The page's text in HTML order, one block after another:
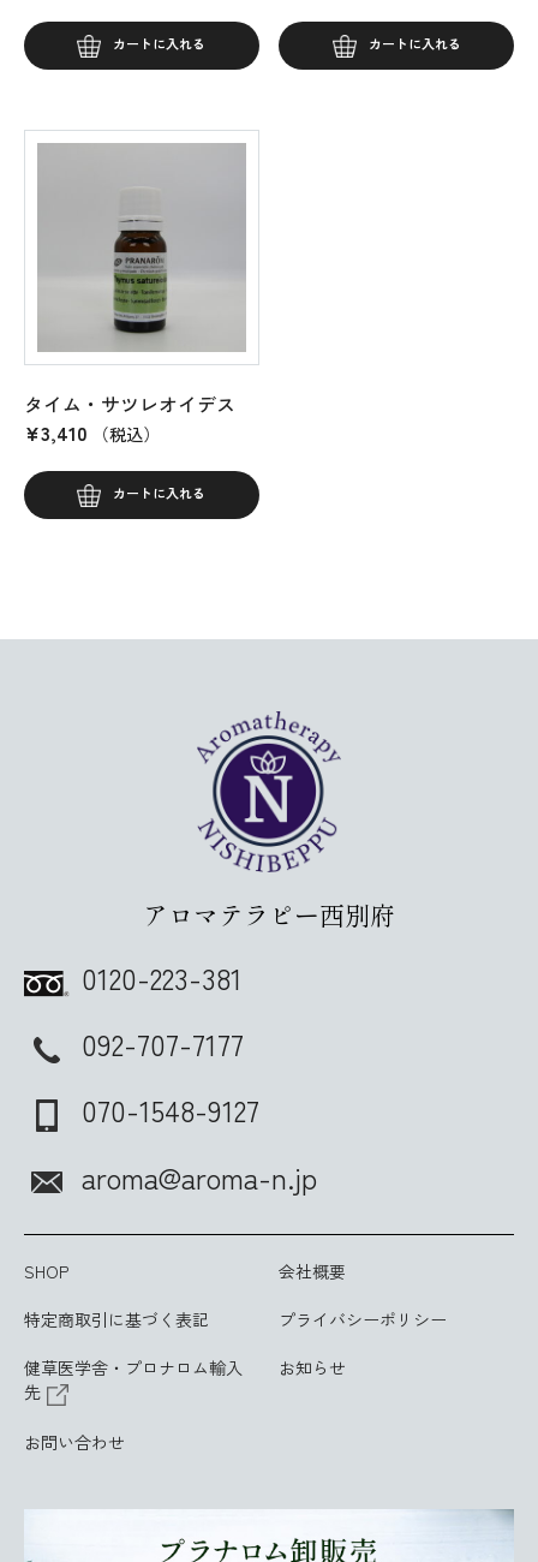
カートに入れる カートに入れる
タイム・サツレオイデス
¥3,410 （税込）
カートに入れる
アロマテラピー西別府
0120-223-381
092-707-7177
070-1548-9127
aroma@aroma-n.jp
SHOP
会社概要
特定商取引に基づく表記
プライバシーポリシー
健草医学舎・プロナロム輸入
先
お知らせ
お問い合わせ